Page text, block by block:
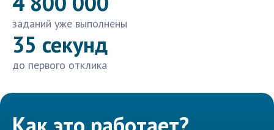
заданий уже выполнены
35 секунд
до первого отклика